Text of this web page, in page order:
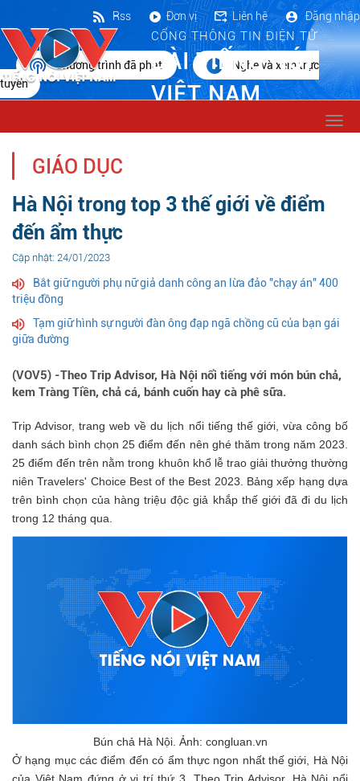
CỔNG THÔNG TIN ĐIỆN TỬ
ĐÀI TIẾNG NÓI
VIỆT NAM
Đăng nhập
Liên hệ
Đơn vị
Rss
Chương trình đã phát
Nghe và xem trực
tuyến
GIÁO DỤC
Hà Nội trong top 3 thế giới về điểm
đến ẩm thực
Cập nhật: 24/01/2023
Bắt giữ người phụ nữ giả danh công an lừa đảo "chạy án" 400
triệu đồng
Tạm giữ hình sự người đàn ông đạp ngã chồng cũ của bạn gái
giữa đường
(VOV5) -Theo Trip Advisor, Hà Nội nổi tiếng với món bún chả,
kem Tràng Tiền, chả cá, bánh cuốn hay cà phê sữa.
Trip Advisor, trang web về du lịch nổi tiếng thế giới, vừa công bố
danh sách bình chọn 25 điểm đến nên ghé thăm trong năm 2023.
25 điểm đến trên nằm trong khuôn khổ lễ trao giải thưởng thường
niên Travelers' Choice Best of the Best 2023. Bảng xếp hạng dựa
trên bình chọn của hàng triệu độc giả khắp thế giới đã đi du lịch
trong 12 tháng qua.
Bún chả Hà Nội. Ảnh: congluan.vn
Ở hạng mục các điểm đến có ẩm thực ngon nhất thế giới, Hà Nội